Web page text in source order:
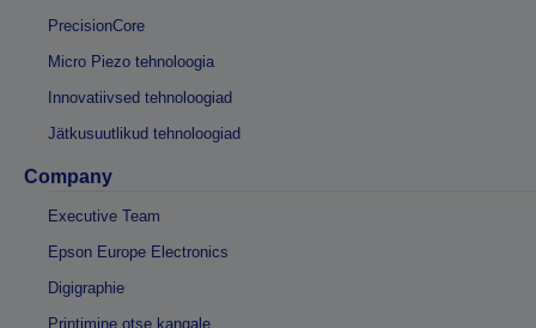
PrecisionCore
Micro Piezo tehnoloogia
Innovatiivsed tehnoloogiad
Jätkusuutlikud tehnoloogiad
Company
Executive Team
Epson Europe Electronics
Digigraphie
Printimine otse kangale